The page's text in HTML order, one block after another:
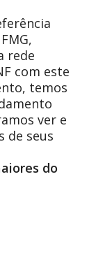
rede
com este
temos
ver e
de seus
do